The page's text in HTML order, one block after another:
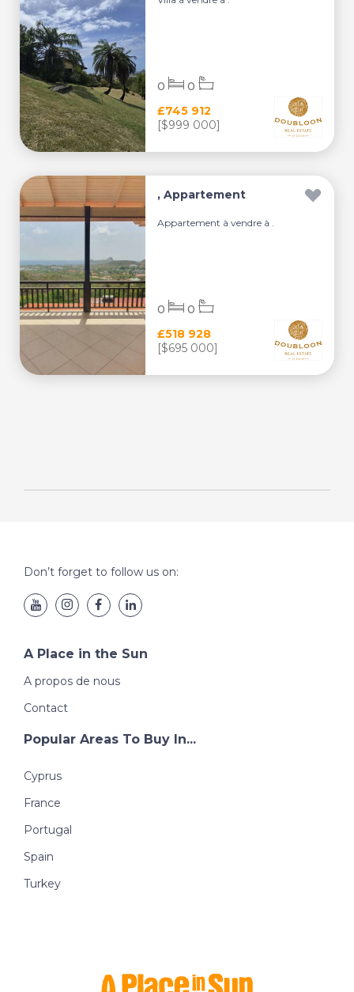
£745 912
[$999 000]
0 0
, Appartement
Appartement à vendre à .
£518 928
[$695 000]
0 0
Don’t forget to follow us on:
A Place in the Sun
A propos de nous
Contact
Popular Areas To Buy In...
Cyprus
France
Portugal
Spain
Turkey